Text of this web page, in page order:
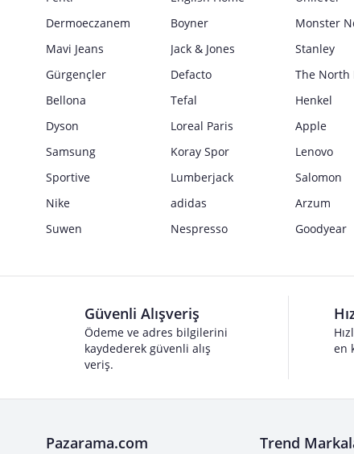
Dermoeczanem
Boyner
Monster
Mavi Jeans
Jack & Jones
Stanley
Gürgençler
Defacto
The North
Bellona
Tefal
Henkel
Dyson
Loreal Paris
Apple
Samsung
Koray Spor
Lenovo
Sportive
Lumberjack
Salomon
Nike
adidas
Arzum
Suwen
Nespresso Goodyear
Güvenli Alışveriş
Ödeme ve adres bilgilerini
kaydederek güvenli alış
veriş.
en
Pazarama.com Trend